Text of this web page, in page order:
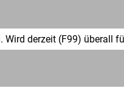
Wird derzeit (F99) überall